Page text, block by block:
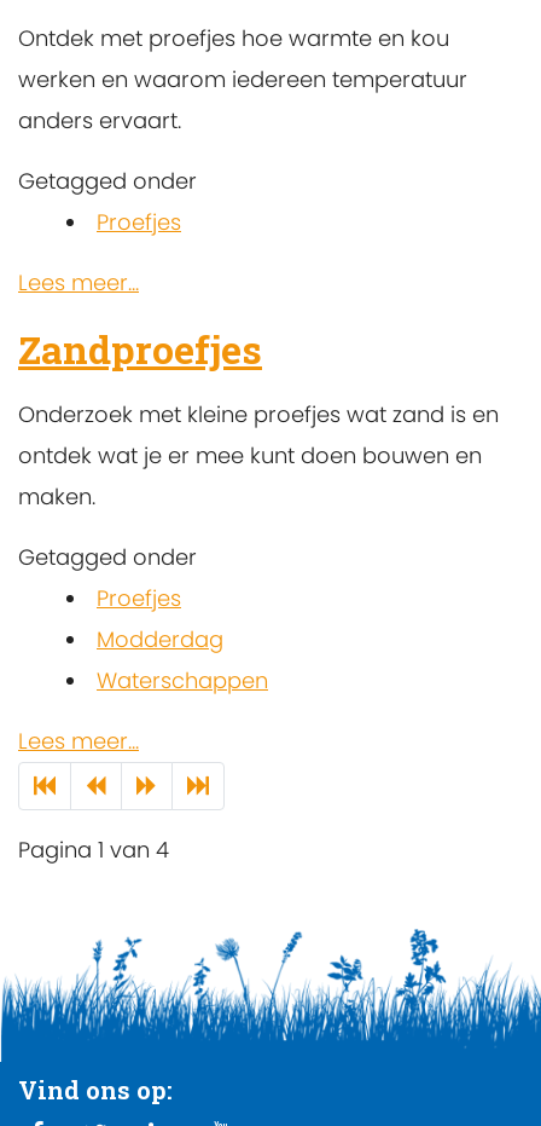
Ontdek met proefjes hoe warmte en kou
werken en waarom iedereen temperatuur
anders ervaart.
Getagged onder
Proefjes
Lees meer...
Zandproefjes
Onderzoek met kleine proefjes wat zand is en
ontdek wat je er mee kunt doen bouwen en
maken.
Getagged onder
Proefjes
Modderdag
Waterschappen
Lees meer...
Pagina 1 van 4
Vind ons op: